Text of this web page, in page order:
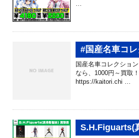
…
#国産名車コ
国産名車コレクショ
なら、1000円～買取
https://kaitori.chi …
S.H.Figuarts(